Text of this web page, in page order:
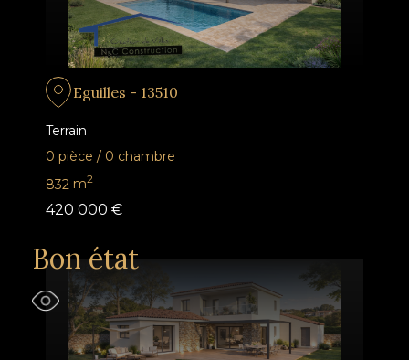
Eguilles - 13510
Terrain
0 pièce / 0 chambre
832 m2
420 000 €
Bon état